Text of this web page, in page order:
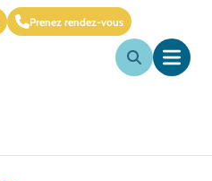
Prenez rendez-vous